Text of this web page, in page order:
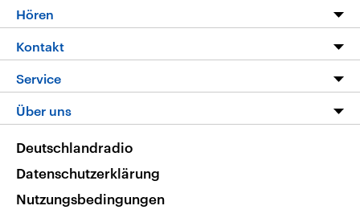
Programm
Die Nachrichten
Nachrichtenleicht
Neue Beiträge auf dlf.de
Hören
Livestream
Podcasts
Deutschlandfunk App
Nachrichten App
Frequenzen
Kontakt
Hörerservice
Service
FAQ
Veranstaltungen
Musikliste
RSS
Über uns
Deutschlandradio
Datenschutzerklärung
Nutzungsbedingungen